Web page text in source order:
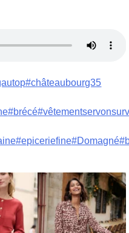
#châteaubourg35
#brécé
#epiceriefine#Domagné